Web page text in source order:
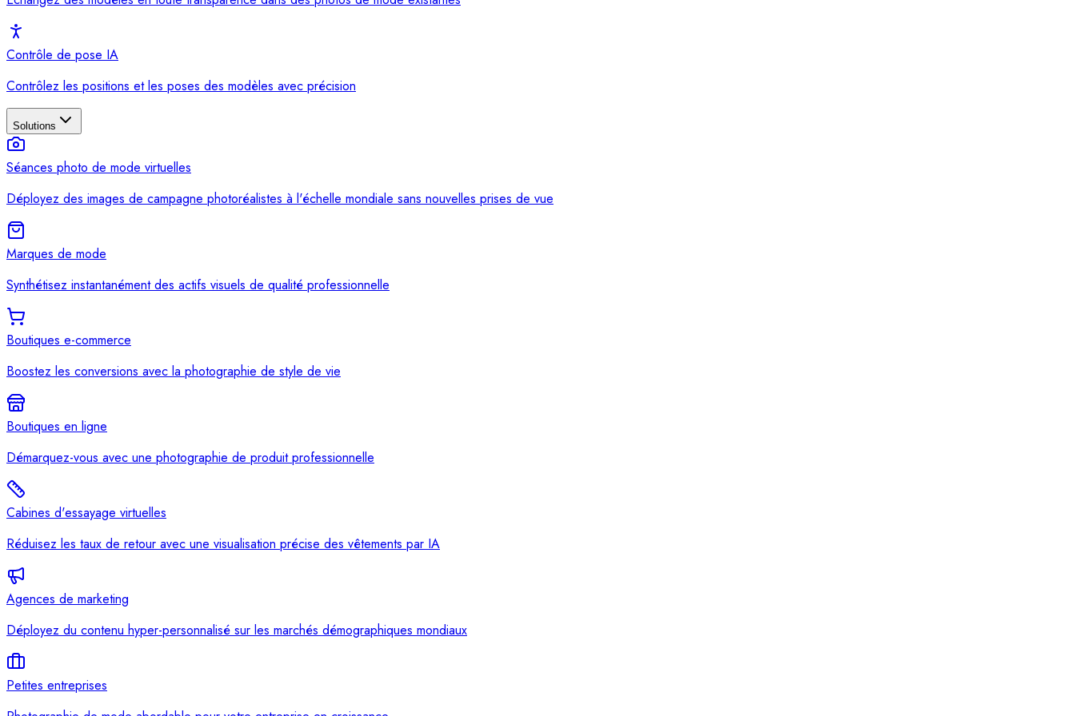
Contrôle de pose IA
Contrôlez les positions et les poses des modèles avec précision
Solutions
Séances photo de mode virtuelles
Déployez des images de campagne photoréalistes à l'échelle mondiale sans nouvelles prises de vue
Marques de mode
Synthétisez instantanément des actifs visuels de qualité professionnelle
Boutiques e-commerce
Boostez les conversions avec la photographie de style de vie
Boutiques en ligne
Démarquez-vous avec une photographie de produit professionnelle
Cabines d'essayage virtuelles
Réduisez les taux de retour avec une visualisation précise des vêtements par IA
Agences de marketing
Déployez du contenu hyper-personnalisé sur les marchés démographiques mondiaux
Petites entreprises